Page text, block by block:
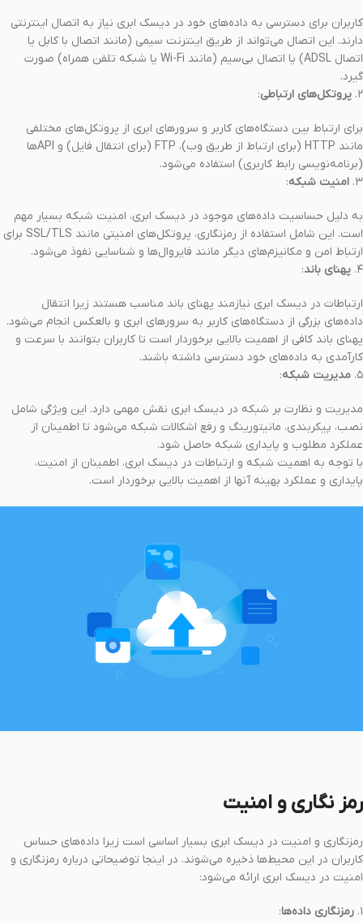
کاربران برای دسترسی به داده‌های خود در دیسک ابری نیاز به اتصال اینترنتی
دارند. این اتصال می‌تواند از طریق اینترنت سیمی (مانند اتصال با کابل یا
اتصال ADSL) یا اتصال بی‌سیم (مانند Wi-Fi یا شبکه تلفن همراه) صورت
گیرد.
۲. پروتکل‌های ارتباطی:
برای ارتباط بین دستگاه‌های کاربر و سرورهای ابری از پروتکل‌های مختلفی
مانند HTTP (برای ارتباط از طریق وب)، FTP (برای انتقال فایل) و API‌ها
(برنامه‌نویسی رابط کاربری) استفاده می‌شود.
۳. امنیت شبکه:
به دلیل حساسیت داده‌های موجود در دیسک ابری، امنیت شبکه بسیار مهم
است. این شامل استفاده از رمزنگاری، پروتکل‌های امنیتی مانند SSL/TLS برای
ارتباط امن و مکانیزم‌های دیگر مانند فایروال‌ها و شناسایی نفوذ می‌شود.
۴. پهنای باند:
ارتباطات در دیسک ابری نیازمند پهنای باند مناسب هستند زیرا انتقال
داده‌های بزرگی از دستگاه‌های کاربر به سرورهای ابری و بالعکس انجام می‌شود.
پهنای باند کافی از اهمیت بالایی برخوردار است تا کاربران بتوانند با سرعت و
کارآمدی به داده‌های خود دسترسی داشته باشند.
۵. مدیریت شبکه:
مدیریت و نظارت بر شبکه در دیسک ابری نقش مهمی دارد. این ویژگی شامل
نصب، پیکربندی، مانیتورینگ و رفع اشکالات شبکه می‌شود تا اطمینان از
عملکرد مطلوب و پایداری شبکه حاصل شود.
با توجه به اهمیت شبکه و ارتباطات در دیسک ابری، اطمینان از امنیت،
پایداری و عملکرد بهینه آنها از اهمیت بالایی برخوردار است.
رمز نگاری و امنیت
رمزنگاری و امنیت در دیسک ابری بسیار اساسی است زیرا داده‌های حساس
کاربران در این محیط‌ها ذخیره می‌شوند. در اینجا توضیحاتی درباره رمزنگاری و
امنیت در دیسک ابری ارائه می‌شود:
۱. رمزنگاری داده‌ها: